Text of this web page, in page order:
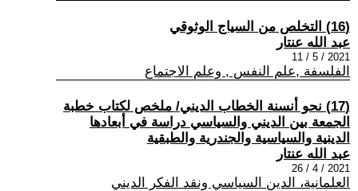
(16) التخلص من السياج الوثوقي
عبد الله عنتار
2021 / 5 / 11
الفلسفة ,علم النفس , وعلم الاجتماع
(17) نحو أنسنة الخطاب الديني/ ملخص لكتاب خطبة
الجمعة بين الديني والسياسي دراسة في أبعادها
الدينية والسياسية والجندرية والطبقية
عبد الله عنتار
2021 / 4 / 26
العلمانية، الدين السياسي ونقد الفكر الديني